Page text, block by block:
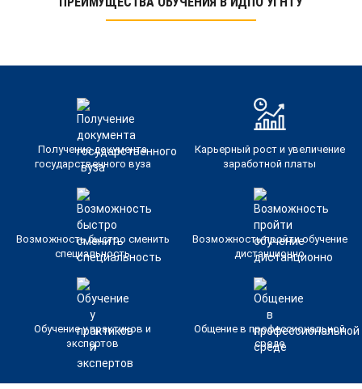
Получение документа
государственного вуза
Карьерный рост и увеличение
заработной платы
Возможность быстро сменить
специальность
Возможность пройти обучение
дистанционно
Обучение у практиков и
экспертов
Общение в профессиональной
среде